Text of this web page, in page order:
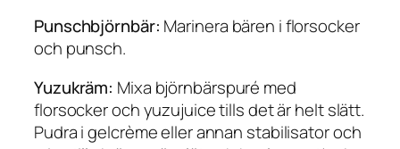
Punschbjörnbär: Marinera bären i florsocker
och punsch.
Yuzukräm: Mixa björnbärspuré med
florsocker och yuzujuice tills det är helt slätt.
Pudra i gelcrème eller annan stabilisator och